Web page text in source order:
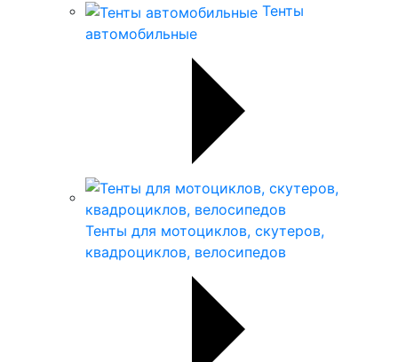
Тенты
автомобильные
Тенты для мотоциклов, скутеров,
квадроциклов, велосипедов